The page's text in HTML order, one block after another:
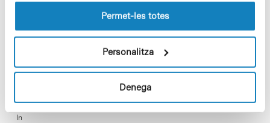
Permet-les totes
Personalitza
Denega
Parc Científic de Barcelona (PCB) en el primer…
In